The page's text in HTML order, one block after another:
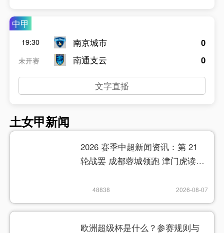
中甲
19:30
未开赛
南京城市
南通支云
0
0
文字直播
土女甲新闻
2026 赛季中超新闻资讯：第 21
轮战罢 成都蓉城领跑 津门虎读秒
48838 2026-08-07
欧洲超级杯是什么？参赛规则与